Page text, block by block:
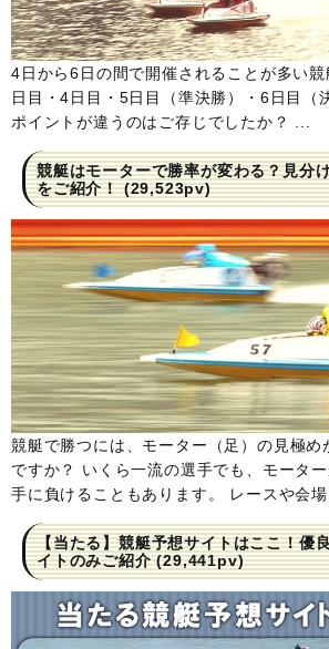
4日から6日の間で開催されることが多い
日目・4日目・5日目（準決勝）・6日目（
ポイントが違うのはご存じでしたか？ ...
競艇はモーターで勝率が変わる？見分
をご紹介！(29,523pv)
競艇で勝つには、モーター（足）の見極め
ですか？ いくら一流の選手でも、モータ
手に負けることもあります。 レースや会場
【当たる】競艇予想サイトはここ！優
イトのみご紹介(29,441pv)